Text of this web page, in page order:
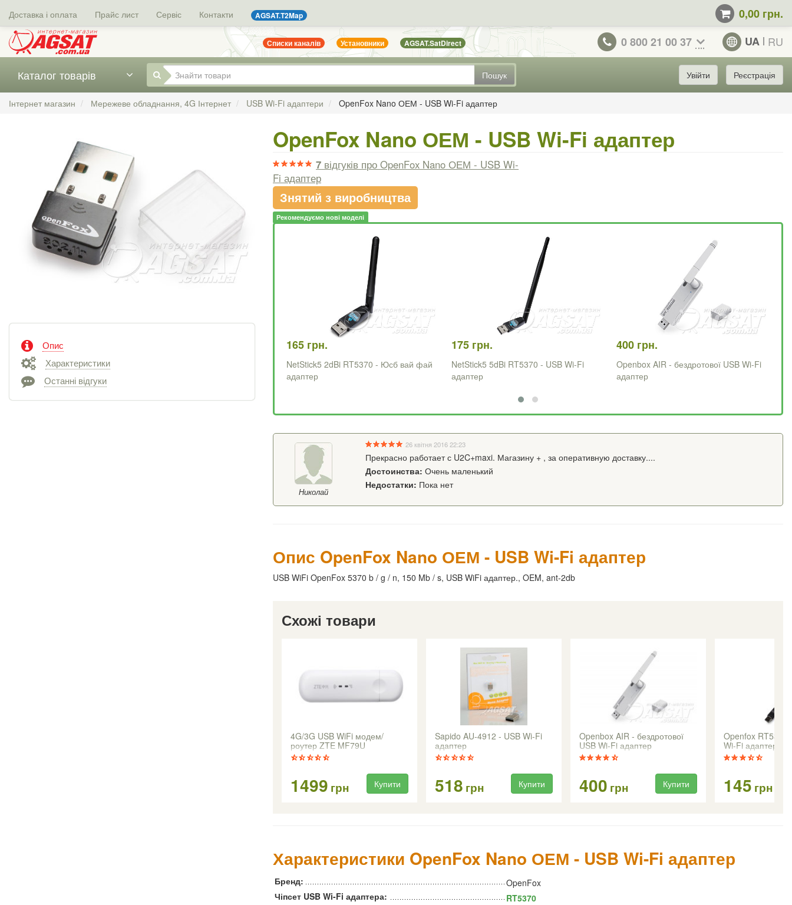
Доставка і оплата Прайс лист Сервіс Контакти AGSAT.T2Map 0,00 грн.
Списки каналів Установники AGSAT.SatDirect 0 800 21 00 37 UA RU
Пошук
Каталог товарів Увійти Реєстрація
Інтернет магазин Мережеве обладнання, 4G Інтернет USB Wi-Fi адаптери OpenFox Nano ОЕМ - USB Wi-Fi адаптер
Опис
Характеристики
Останні відгуки
OpenFox Nano ОЕМ - USB Wi-Fi адаптер
7 відгуків про OpenFox Nano ОЕМ - USB Wi-
Fi адаптер
Знятий з виробництва
Рекомендуємо нові моделі
165 грн.
NetStick5 2dBi RT5370 - Юсб вай фай
адаптер
175 грн.
NetStick5 5dBi RT5370 - USB Wi-Fi
адаптер
400 грн.
Openbox AIR - бездротової USB Wi-Fi
адаптер
Николай
26 квітня 2016 22:23
Прекрасно работает с U2C+maxi. Магазину + , за оперативную доставку....
Достоинства: Очень маленький
Недостатки: Пока нет
Опис OpenFox Nano ОЕМ - USB Wi-Fi адаптер
USB WiFi OpenFox 5370 b / g / n, 150 Mb / s, USB WiFi адаптер., OEM, ant-2db
Схожі товари
4G/3G USB WiFi модем/
роутер ZTE MF79U
1499 грн Купити
Sapido AU-4912 - USB Wi-Fi
адаптер
518 грн Купити
Openbox AIR - бездротової
USB Wi-Fi адаптер
400 грн Купити
Openfox RT5370
Wi-Fi адаптер
145 грн
Характеристики OpenFox Nano ОЕМ - USB Wi-Fi адаптер
Бренд:
OpenFox
Чіпсет USB Wi-Fi адаптера:
RT5370